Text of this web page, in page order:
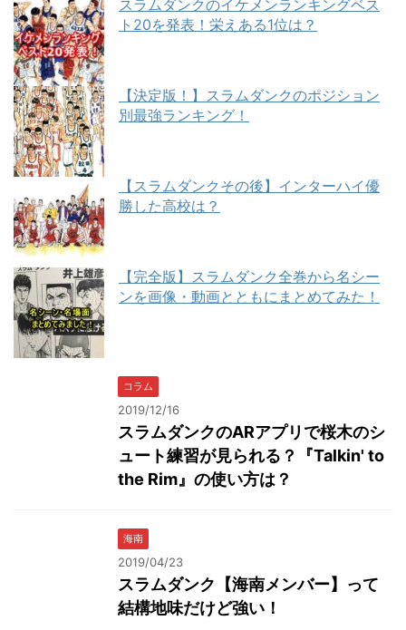
スラムダンクのイケメンランキングベス
ト20を発表！栄えある1位は？
【決定版！】スラムダンクのポジション
別最強ランキング！
【スラムダンクその後】インターハイ優
勝した高校は？
【完全版】スラムダンク全巻から名シー
ンを画像・動画とともにまとめてみた！
コラム
2019/12/16
スラムダンクのARアプリで桜木のシ
ュート練習が見られる？『Talkin' to
the Rim』の使い方は？
海南
2019/04/23
スラムダンク【海南メンバー】って
結構地味だけど強い！